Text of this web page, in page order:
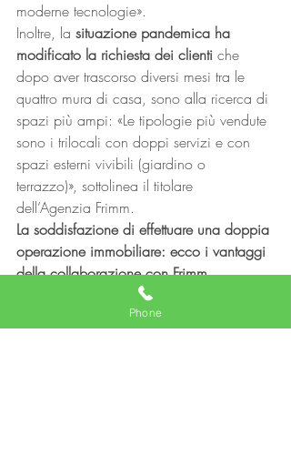
moderne tecnologie».
Inoltre, la situazione pandemica ha
modificato la richiesta dei clienti che
dopo aver trascorso diversi mesi tra le
quattro mura di casa, sono alla ricerca di
spazi più ampi: «Le tipologie più vendute
sono i trilocali con doppi servizi e con
spazi esterni vivibili (giardino o
terrazzo)», sottolinea il titolare
dell’Agenzia Frimm.
La soddisfazione di effettuare una doppia
operazione immobiliare: ecco i vantaggi
della collaborazione con Frimm
«Sicuramente per un agente immobiliare
avere degli immobili da vendere e da
Phone